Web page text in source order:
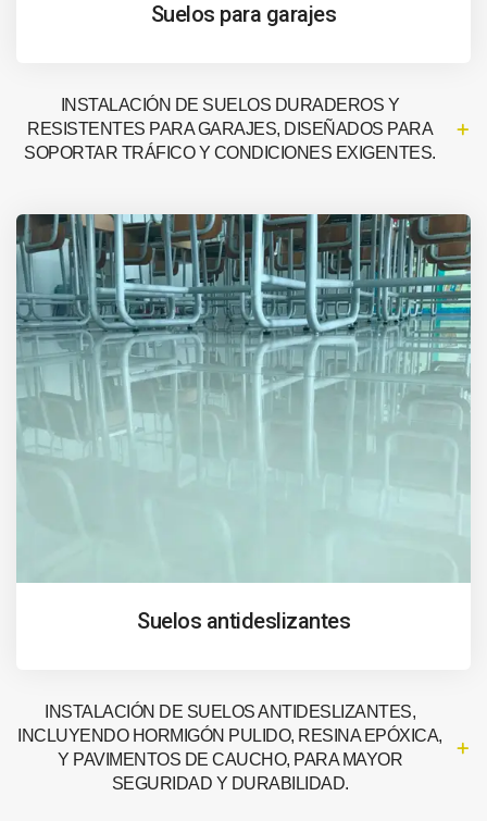
Suelos para garajes
INSTALACIÓN DE SUELOS DURADEROS Y
RESISTENTES PARA GARAJES, DISEÑADOS PARA
SOPORTAR TRÁFICO Y CONDICIONES EXIGENTES.
Suelos antideslizantes
INSTALACIÓN DE SUELOS ANTIDESLIZANTES,
INCLUYENDO HORMIGÓN PULIDO, RESINA EPÓXICA,
Y PAVIMENTOS DE CAUCHO, PARA MAYOR
SEGURIDAD Y DURABILIDAD.